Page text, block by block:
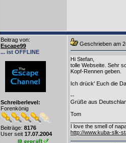
Beitrag von:
Escape99
... ist OFFLINE
Schreiberlevel:
Forenkönig
Beiträge: 8176
User seit 17.07.2004
Geschrieben
Hi Stefan,
tolle Webseite. Sehr
Kopf-Rennen geben.
Ich drück' Euch die
--
Grüße aus
Tom
I love the smell of
http://www.kuba-slk-